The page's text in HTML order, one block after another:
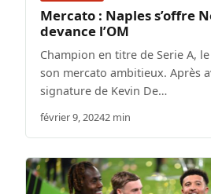
Mercato : Naples s’offre
devance l’OM
Champion en titre de Serie A,
son mercato ambitieux. Après
signature de Kevin De…
février 9, 20242 min